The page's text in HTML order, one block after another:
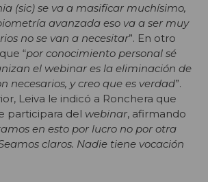
(sic) se va a masificar muchísimo,
avanzada eso va a ser muy
no se van a necesitar”. En otro
“por conocimiento personal sé
el webinar es la eliminación de
necesarios, y creo que es verdad”.
Leiva le indicó a Ronchera que
participara del webinar, afirmando
en esto por lucro no por otra
claros. Nadie tiene vocación